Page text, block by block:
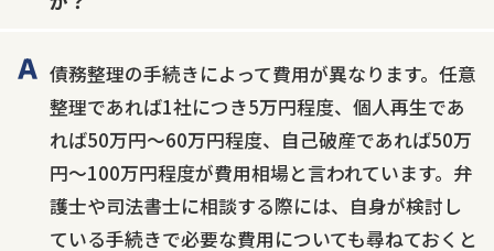
債務整理の手続きによって費用が異なります。任意
整理であれば1社につき5万円程度、個人再生であ
れば50万円〜60万円程度、自己破産であれば50万
円〜100万円程度が費用相場と言われています。弁
護士や司法書士に相談する際には、自身が検討し
ている手続きで必要な費用についても尋ねておくと